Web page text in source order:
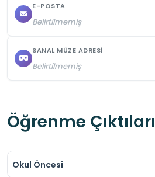
E-POSTA
Belirtilmemiş
SANAL MÜZE ADRESI
Belirtilmemiş
Öğrenme Çıktıları
Okul Öncesi